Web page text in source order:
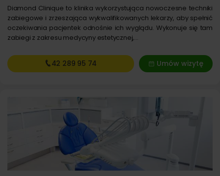
Diamond Clinique to klinika wykorzystująca nowoczesne techniki
zabiegowe i zrzeszająca wykwalifikowanych lekarzy, aby spełnić
oczekiwania pacjentek odnośnie ich wyglądu. Wykonuje się tam
zabiegi z zakresu medycyny estetycznej,…
Umów wizytę
42 289 95 74